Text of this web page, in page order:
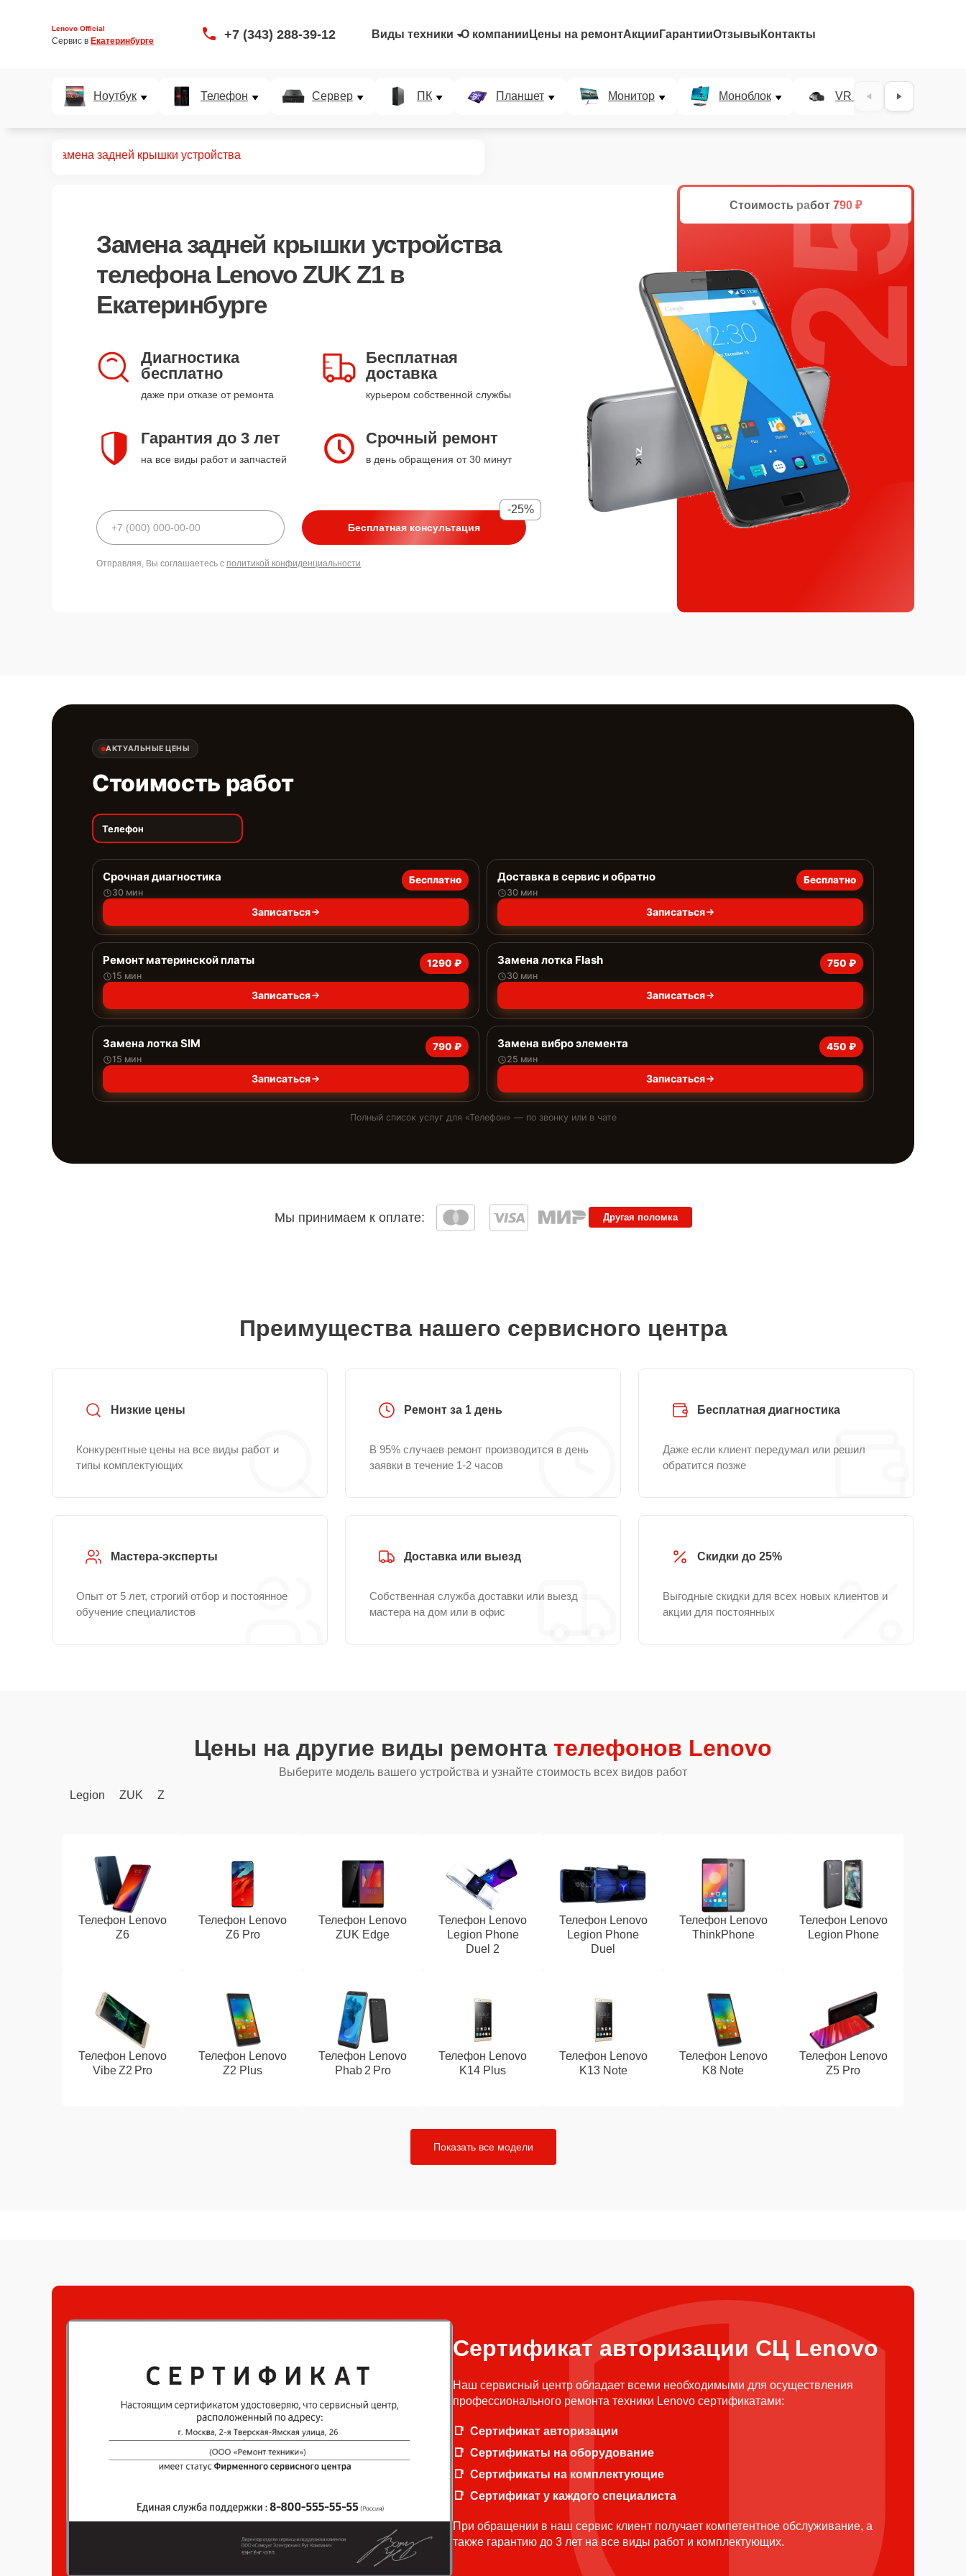
Lenovo Official
Сервис в Екатеринбурге +7 (343) 288-39-12 Виды техники О компании Цены на ремонтАкции ГарантииОтзывы Контакты
Ноутбук Телефон Сервер ПК Планшет Монитор Моноблок VR система
Замена задней крышки устройства
Замена задней крышки устройства
телефона Lenovo ZUK Z1 в
Екатеринбурге
Диагностика
бесплатно
даже при отказе от ремонта
Бесплатная
доставка
курьером собственной службы
Гарантия до 3 лет
на все виды работ и запчастей
Срочный ремонт
в день обращения от 30 минут
Бесплатная консультация
-25%
Отправляя, Вы соглашаетесь с политикой конфиденциальности
Стоимость работ 790 ₽
25%
АКТУАЛЬНЫЕ ЦЕНЫ
Стоимость работ
Телефон
Срочная диагностика
30 мин
Бесплатно
Записаться
Доставка в сервис и обратно
30 мин
Бесплатно
Записаться
Ремонт материнской платы
15 мин
1290 ₽
Записаться
Замена лотка Flash
30 мин
750 ₽
Записаться
Замена лотка SIM
15 мин
790 ₽
Записаться
Замена вибро элемента
25 мин
450 ₽
Записаться
Полный список услуг для «Телефон» — по звонку или в чате
Мы принимаем к оплате: Другая поломка
Преимущества нашего сервисного центра
Низкие цены
Конкурентные цены на все виды работ и
типы комплектующих
Ремонт за 1 день
В 95% случаев ремонт производится в день
заявки в течение 1-2 часов
Бесплатная диагностика
Даже если клиент передумал или решил
обратится позже
Мастера-эксперты
Опыт от 5 лет, строгий отбор и постоянное
обучение специалистов
Доставка или выезд
Собственная служба доставки или выезд
мастера на дом или в офис
Скидки до 25%
Выгодные скидки для всех новых клиентов и
акции для постоянных
Цены на другие виды ремонта телефонов Lenovo
Выберите модель вашего устройства и узнайте стоимость всех видов работ
Legion
ZUK Z
Телефон Lenovo
Z6
Телефон Lenovo
Z6 Pro
Телефон Lenovo
ZUK Edge
Телефон Lenovo
Legion Phone
Duel 2
Телефон Lenovo
Legion Phone
Duel
Телефон Lenovo
ThinkPhone
Телефон Lenovo
Legion Phone
Телефон Lenovo
Vibe Z2 Pro
Телефон Lenovo
Z2 Plus
Телефон Lenovo
Phab 2 Pro
Телефон Lenovo
K14 Plus
Телефон Lenovo
K13 Note
Телефон Lenovo
K8 Note
Телефон Lenovo
Z5 Pro
Показать все модели
Сертификат авторизации СЦ Lenovo
Наш сервисный центр обладает всеми необходимыми для осуществления
профессионального ремонта техники Lenovo сертификатами:
Сертификат авторизации
Сертификаты на оборудование
Сертификаты на комплектующие
Сертификат у каждого специалиста
При обращении в наш сервис клиент получает компетентное обслуживание, а
также гарантию до 3 лет на все виды работ и комплектующих.